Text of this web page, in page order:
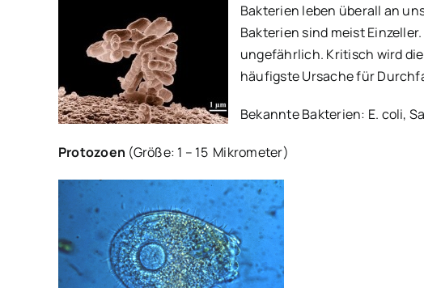
Bakterien leben überall an
Bakterien sind meist
ungefährlich. Kritisch wird
häufigste Ursache für
Bekannte Bakterien: E. coli,
Protozoen (Größe: 1 – 15 Mikrometer)